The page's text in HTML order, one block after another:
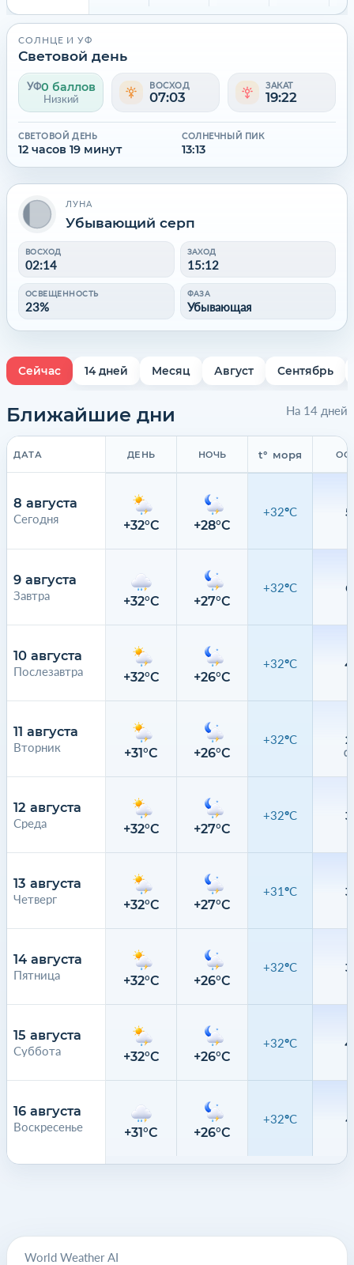
СОЛНЦЕ И УФ
Световой день
УФ0 баллов
Низкий
ВОСХОД
07:03
ЗАКАТ
19:22
СВЕТОВОЙ ДЕНЬ
12 часов 19 минут
СОЛНЕЧНЫЙ ПИК
13:13
ЛУНА
Убывающий серп
ВОСХОД
02:14
ЗАХОД
15:12
ОСВЕЩЕННОСТЬ
23%
ФАЗА
Убывающая
Сейчас 14 дней Месяц Август Сентябрь
Ближайшие дни На 14 дней
ДАТА
8 августа
Сегодня
9 августа
Завтра
10 августа
Послезавтра
11 августа
Вторник
12 августа
Среда
13 августа
Четверг
14 августа
Пятница
15 августа
Суббота
16 августа
Воскресенье
ДЕНЬ НОЧЬ t° моря
+32°C +28°C
+32°C
+32°C +27°C
+32°C
+32°C +26°C
+32°C
+31°C +26°C
+32°C
+32°C +27°C
+32°C
+32°C +27°C
+31°C
+32°C +26°C
+32°C
+32°C +26°C
+32°C
+31°C +26°C
+32°C
World Weather AI